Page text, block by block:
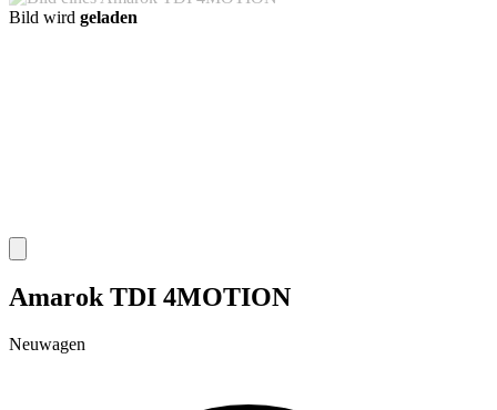
Bild wird geladen
Amarok TDI 4MOTION
Neuwagen